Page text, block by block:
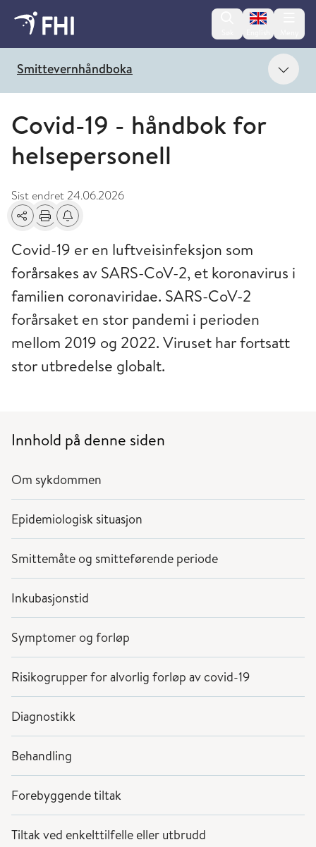
Change
Smittevernhåndboka Vis
Covid-19 - håndbok for
helsepersonell
Sist endret24.06.2026
Del Skriv utFå varsel om endringer
Covid-19 er en luftveisinfeksjon som
forårsakes av SARS-CoV-2, et koronavirus i
familien coronaviridae. SARS-CoV-2
forårsaket en stor pandemi i perioden
mellom 2019 og 2022. Viruset har fortsatt
stor utbredelse globalt.
Innhold på denne siden
Om sykdommen
Epidemiologisk situasjon
Smittemåte og smitteførende periode
Inkubasjonstid
Symptomer og forløp
Risikogrupper for alvorlig forløp av covid-19
Diagnostikk
Behandling
Forebyggende tiltak
Tiltak ved enkelttilfelle eller utbrudd